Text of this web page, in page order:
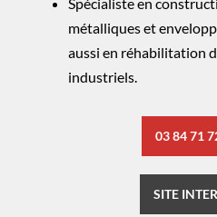
métalliques et
aussi en réhabilitation
industriels.
03 84 71
SITE